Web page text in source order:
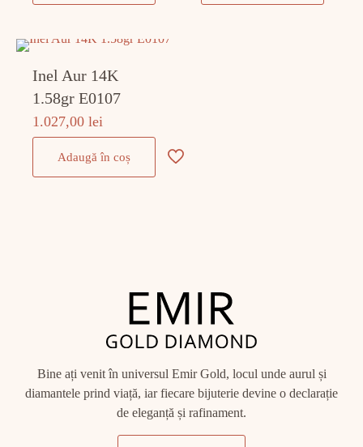
Inel Aur 14K
1.58gr E0107
1.027,00lei
Adaugă în coș
Bine ați venit în universul Emir Gold, locul unde aurul și
diamantele prind viață, iar fiecare bijuterie devine o declarație
de eleganță și rafinament.